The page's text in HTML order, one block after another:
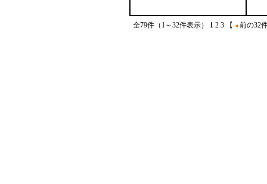
全79件（1～32件表示） 1 2 3 【 前の32